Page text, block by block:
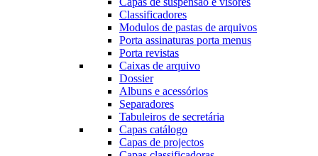
Classificadores
Modulos de pastas de arquivos
Porta assinaturas porta menus
Porta revistas
Caixas de arquivo
Dossier
Albuns e acessórios
Separadores
Tabuleiros de secretária
Capas catálogo
Capas de projectos